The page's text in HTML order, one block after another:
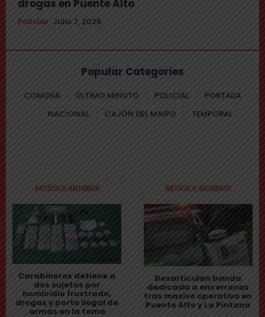
drogas en Puente Alto
Policial Julio 7, 2026
Popular Categories
COMUNA ÚLTIMO MINUTO POLICIAL
PORTADA
NACIONAL
CAJÓN DEL MAIPO TEMPORAL
ARTÍCULO ANTERIOR
Carabineros detiene a
dos sujetos por
homicidio frustrado,
drogas y porte ilegal de
armas en la toma
ARTÍCULO SIGUIENTE
Desarticulan banda
dedicada a encerronas
tras masivo operativo en
Puente Alto y La Pintana